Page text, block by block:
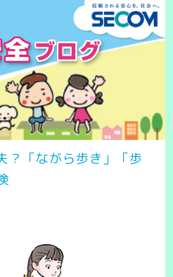
？「ながら歩き」「歩